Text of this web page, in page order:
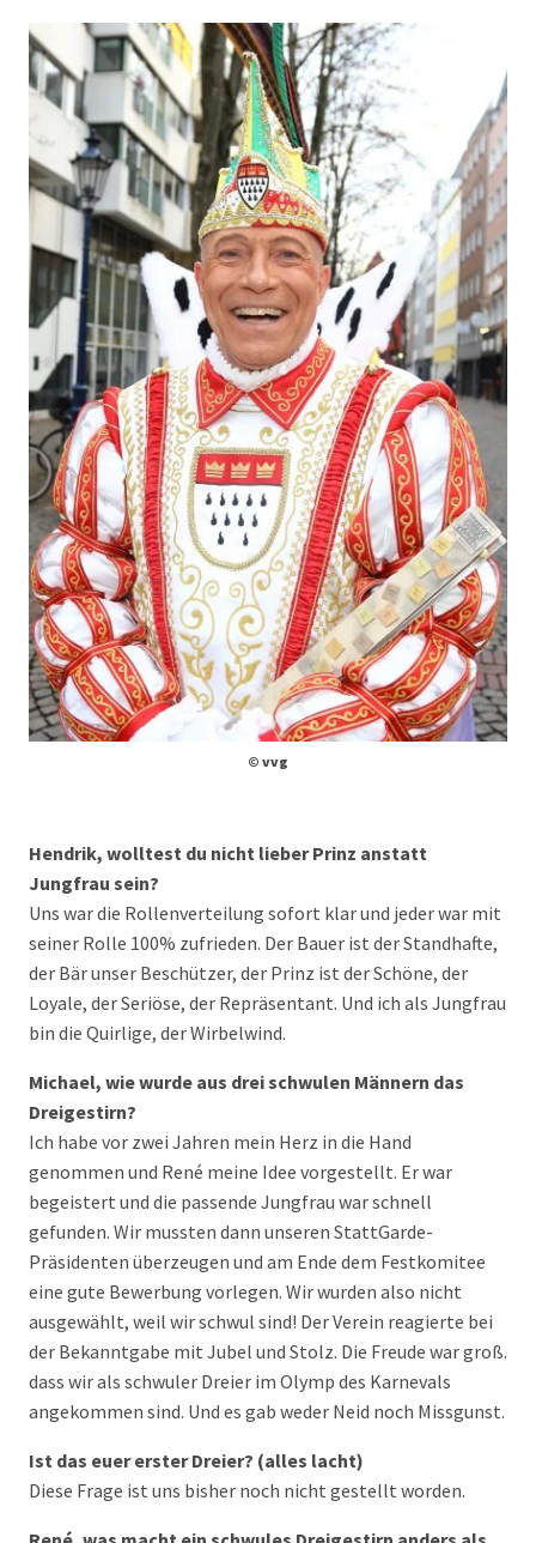
© vvg
Hendrik, wolltest du nicht lieber Prinz anstatt
Jungfrau sein?
Uns war die Rollenverteilung sofort klar und jeder war mit
seiner Rolle 100% zufrieden. Der Bauer ist der Standhafte,
der Bär unser Beschützer, der Prinz ist der Schöne, der
Loyale, der Seriöse, der Repräsentant. Und ich als Jungfrau
bin die Quirlige, der Wirbelwind.
Michael, wie wurde aus drei schwulen Männern das
Dreigestirn?
Ich habe vor zwei Jahren mein Herz in die Hand
genommen und René meine Idee vorgestellt. Er war
begeistert und die passende Jungfrau war schnell
gefunden. Wir mussten dann unseren StattGarde-
Präsidenten überzeugen und am Ende dem Festkomitee
eine gute Bewerbung vorlegen. Wir wurden also nicht
ausgewählt, weil wir schwul sind! Der Verein reagierte bei
der Bekanntgabe mit Jubel und Stolz. Die Freude war groß.
dass wir als schwuler Dreier im Olymp des Karnevals
angekommen sind. Und es gab weder Neid noch Missgunst.
Ist das euer erster Dreier? (alles lacht)
Diese Frage ist uns bisher noch nicht gestellt worden.